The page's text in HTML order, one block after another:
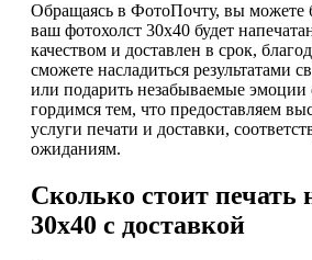
Обращаясь в ФотоПочту, вы можете
ваш фотохолст 30х40 будет
качеством и доставлен в срок,
сможете насладиться результатами
или подарить незабываемые
гордимся тем, что предоставляем
услуги печати и доставки,
ожиданиям.
Сколько стоит печать
30х40 с доставкой